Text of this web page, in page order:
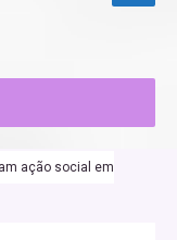
ação social em